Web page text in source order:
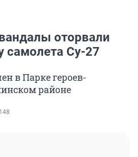
оторвали
самолета Су-27
в Парке героев-
районе